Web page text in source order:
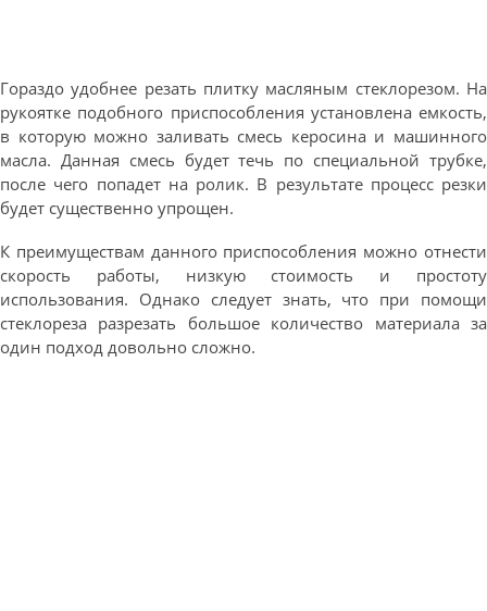
Гораздо удобнее резать плитку масляным стеклорезом. На
рукоятке подобного приспособления установлена емкость,
в которую можно заливать смесь керосина и машинного
масла. Данная смесь будет течь по специальной трубке,
после чего попадет на ролик. В результате процесс резки
будет существенно упрощен.
К преимуществам данного приспособления можно отнести
скорость работы, низкую стоимость и простоту
использования. Однако следует знать, что при помощи
стеклореза разрезать большое количество материала за
один подход довольно сложно.